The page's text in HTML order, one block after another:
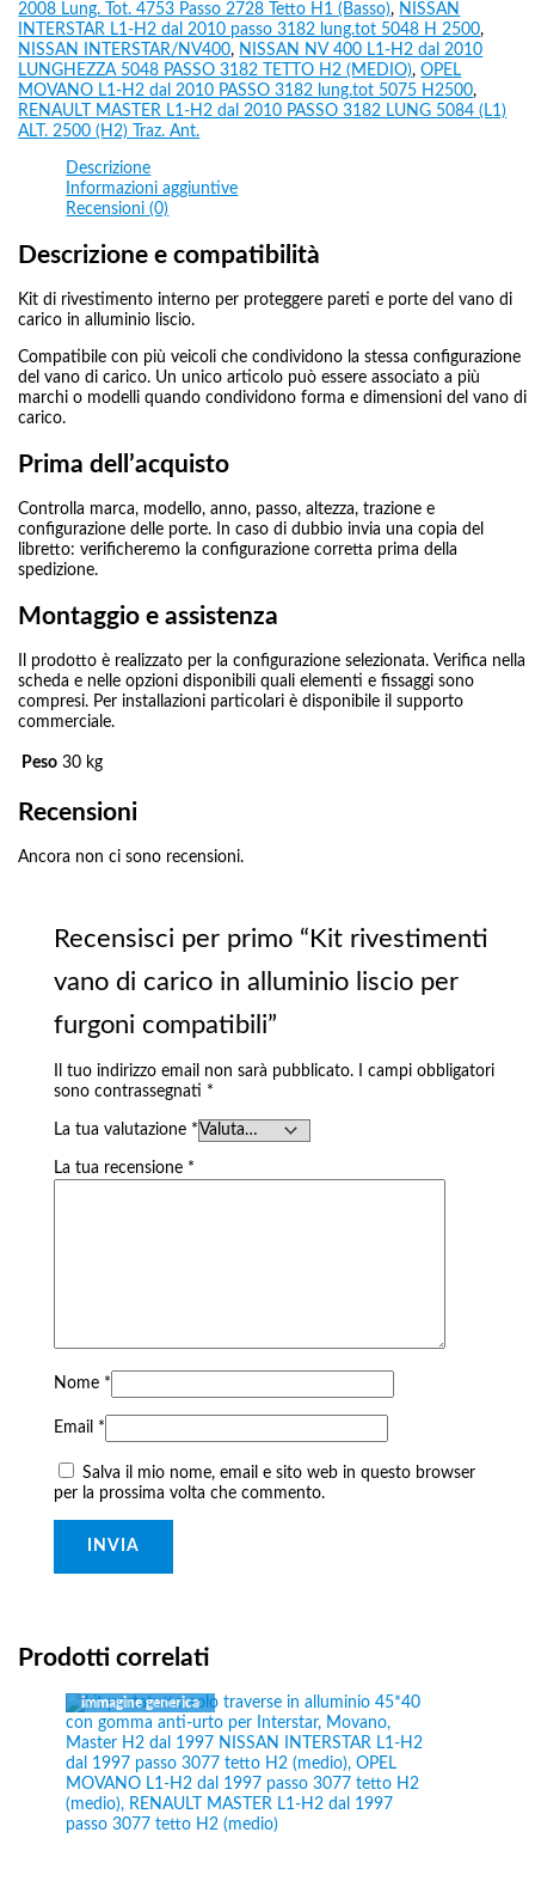
2008 Lung. Tot. 4753 Passo 2728 Tetto H1 (Basso), NISSAN
INTERSTAR L1-H2 dal 2010 passo 3182 lung.tot 5048 H 2500,
NISSAN INTERSTAR/NV400, NISSAN NV 400 L1-H2 dal 2010
LUNGHEZZA 5048 PASSO 3182 TETTO H2 (MEDIO),OPEL
MOVANO L1-H2 dal 2010 PASSO 3182 lung.tot 5075 H2500,
RENAULT MASTER L1-H2 dal 2010 PASSO 3182 LUNG 5084 (L1)
ALT. 2500 (H2) Traz. Ant.
Descrizione
Informazioni aggiuntive
Recensioni (0)
Descrizione e compatibilità
Kit di rivestimento interno per proteggere pareti e porte del vano di
carico in alluminio liscio.
Compatibile con più veicoli che condividono la stessa configurazione
del vano di carico. Un unico articolo può essere associato a più
marchi o modelli quando condividono forma e dimensioni del vano di
carico.
Prima dell’acquisto
Controlla marca, modello, anno, passo, altezza, trazione e
configurazione delle porte. In caso di dubbio invia una copia del
libretto: verificheremo la configurazione corretta prima della
spedizione.
Montaggio e assistenza
Il prodotto è realizzato per la configurazione selezionata. Verifica nella
scheda e nelle opzioni disponibili quali elementi e fissaggi sono
compresi. Per installazioni particolari è disponibile il supporto
commerciale.
Peso 30 kg
Recensioni
Ancora non ci sono recensioni.
Recensisci per primo “Kit rivestimenti
vano di carico in alluminio liscio per
furgoni compatibili”
Il tuo indirizzo email non sarà pubblicato.
I campi obbligatori
sono contrassegnati *
La tua valutazione *
La tua recensione *
Nome *
Email *
Salva il mio nome, email e sito web in questo browser
per la prossima volta che commento.
Prodotti correlati